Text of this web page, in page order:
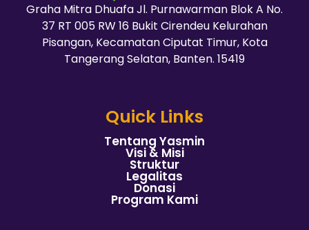
Graha Mitra Dhuafa Jl. Purnawarman Blok A No.
37 RT 005 RW 16 Bukit Cirendeu Kelurahan
Pisangan, Kecamatan Ciputat Timur, Kota
Tangerang Selatan, Banten. 15419
Quick Links
Tentang Yasmin
Visi & Misi
Struktur
Legalitas
Donasi
Program Kami